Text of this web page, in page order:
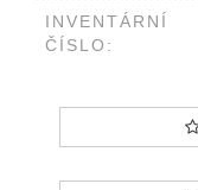
INVENTÁRNÍ
ČÍSLO: